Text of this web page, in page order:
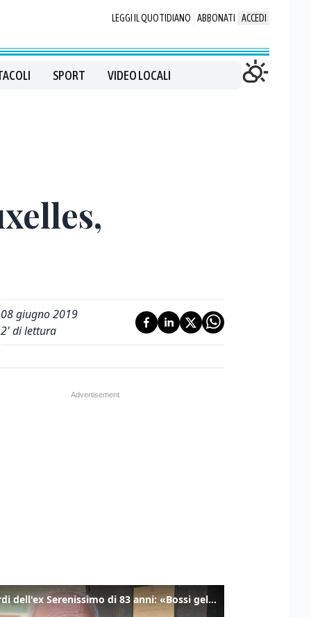
LEGGI IL QUOTIDIANO ABBONATI ACCEDI
SPORT VIDEO LOCALI
08 giugno 2019
2' di lettura
I ricordi dell'ex Serenissimo di 83 anni: «Bossi geloso di noi, in carcere mi cantavano l’inno di San Marco»